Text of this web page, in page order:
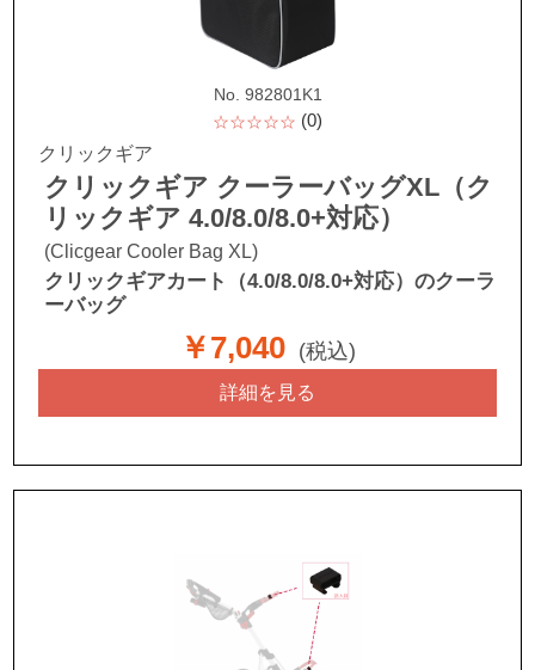
No. 982801K1
☆☆☆☆☆ (0)
クリックギア
クリックギア クーラーバッグXL（ク
リックギア 4.0/8.0/8.0+対応）
(Clicgear Cooler Bag XL)
クリックギアカート（4.0/8.0/8.0+対応）のクーラ
ーバッグ
￥7,040 (税込)
詳細を見る